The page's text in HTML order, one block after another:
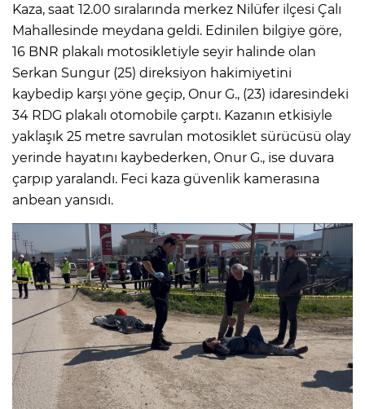
Kaza, saat 12.00 sıralarında merkez Nilüfer ilçesi Çalı
Mahallesinde meydana geldi. Edinilen bilgiye göre,
16 BNR plakalı motosikletiyle seyir halinde olan
Serkan Sungur (25) direksiyon hakimiyetini
kaybedip karşı yöne geçip, Onur G., (23) idaresindeki
34 RDG plakalı otomobile çarptı. Kazanın etkisiyle
yaklaşık 25 metre savrulan motosiklet sürücüsü olay
yerinde hayatını kaybederken, Onur G., ise duvara
çarpıp yaralandı. Feci kaza güvenlik kamerasına
anbean yansıdı.